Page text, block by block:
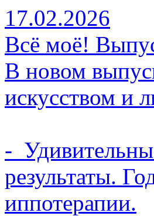
17.02.2026
Всё моё!
В новом
искусством и
-
результаты.
иппотерапии.